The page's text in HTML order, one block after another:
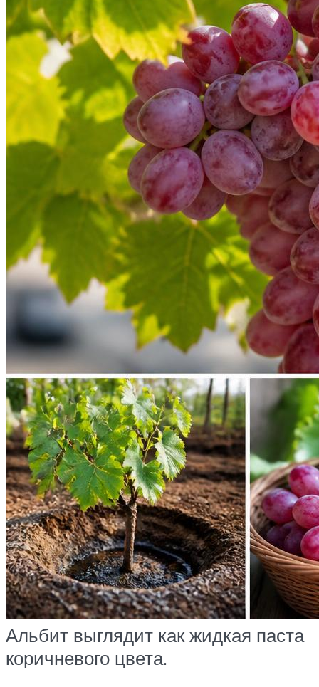
Альбит выглядит как жидкая паста
коричневого цвета.